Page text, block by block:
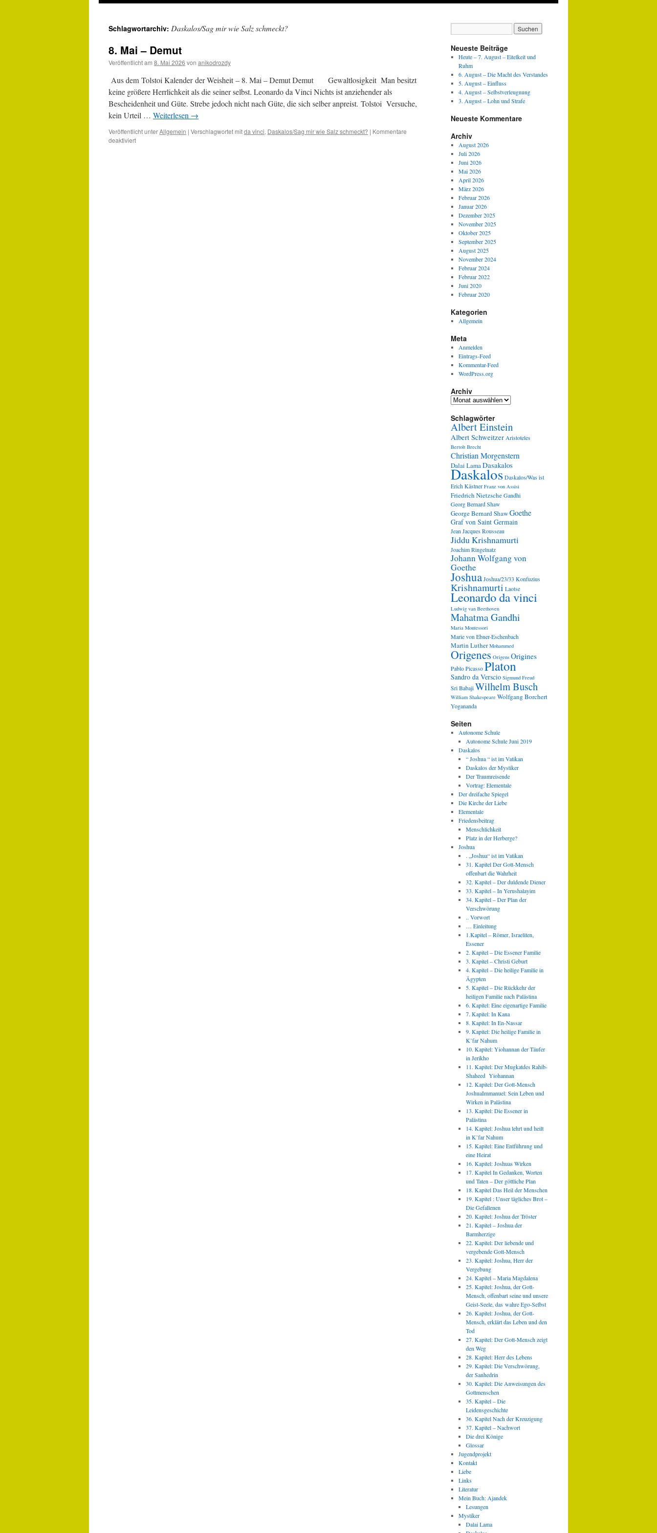
Schlagwortarchiv: Daskalos/Sag mir wie Salz schmeckt?
8. Mai – Demut
Veröffentlicht am 8. Mai 2026 von anikodrozdy
Aus dem Tolstoi Kalender der Weisheit – 8. Mai – Demut Demut Gewaltlosigkeit Man besitzt
keine größere Herrlichkeit als die seiner selbst. Leonardo da Vinci Nichts ist anziehender als
Bescheidenheit und Güte. Strebe jedoch nicht nach Güte, die sich selber anpreist. Tolstoi Versuche,
kein Urteil … Weiterlesen →
Veröffentlicht unterAllgemein | Verschlagwortet mitda vinci, Daskalos/Sag mir wie Salz schmeckt? | Kommentare
deaktiviertfür
Neueste Beiträge
Heute – 7. August – Eitelkeit und
Ruhm
6. August – Die Macht des Verstandes
5. August – Einfluss
4. August – Selbstverleugnung
3. August – Lohn und Strafe
Neueste Kommentare
Archiv
August 2026
Juli 2026
Juni 2026
Mai 2026
April 2026
März 2026
Februar 2026
Januar 2026
Dezember 2025
November 2025
Oktober 2025
September 2025
August 2025
November 2024
Februar 2024
Februar 2022
Juni 2020
Februar 2020
Kategorien
Allgemein
Meta
Anmelden
Eintrags-Feed
Kommentar-Feed
WordPress.org
Archiv
Archiv
Schlagwörter
Albert Einstein
Albert Schweitzer Aristoteles
Bertolt Brecht
Christian Morgenstern
Dalai LamaDasakalos
DaskalosDaskalos/Was ist
Erich Kästner Franz von Assisi
Friedrich NietzscheGandhi
Georg Bernard Shaw
George Bernard ShawGoethe
Graf von Saint Germain
Jean Jacques Rousseau
Jiddu Krishnamurti
Joachim Ringelnatz
Johann Wolfgang von
Goethe
JoshuaJoshua/23/33 Konfuzius
Krishnamurti Laotse
Leonardo da vinci
Ludwig van Beethoven
Mahatma Gandhi
Maria Montessori
Marie von Ebner-Eschenbach
Martin Luther Mohammed
Origenes Origens Origines
Pablo PicassoPlaton
Sandro da Verscio Sigmund Freud
Sri BabajiWilhelm Busch
William Shakespeare Wolfgang Borchert
Yogananda
Seiten
Autonome Schule
Autonome Schule Juni 2019
Daskalos
“ Joshua “ ist im Vatikan
Daskalos der Mystiker
Der Traumreisende
Vortrag: Elementale
Der dreifache Spiegel
Die Kirche der Liebe
Elementale
Friedensbeitrag
Menschlichkeit
Platz in der Herberge?
Joshua
. „Joshua“ ist im Vatikan
31. Kapitel Der Gott-Mensch
offenbart die Wahrheit
32. Kapitel – Der duldende Diener
33. Kapitel – In Yerushalayim
34. Kapitel – Der Plan der
Verschwörung
.. Vorwort
… Einleitung
1.Kapitel – Römer, Israeliten,
Essener
2. Kapitel – Die Essener Familie
3. Kapitel – Christi Geburt
4. Kapitel – Die heilige Familie in
Ägypten
5. Kapitel – Die Rückkehr der
heiligen Familie nach Palästina
6. Kapitel: Eine eigenartige Familie
7. Kapitel: In Kana
8. Kapitel: In En-Nassar
9. Kapitel: Die heilige Familie in
K’far Nahum
10. Kapitel: Yiohannan der Täufer
in Jerikho
11. Kapitel: Der Mugkatdes Rahib-
Shaheed Yiohannan
12. Kapitel: Der Gott-Mensch
JoshuaImmanuel: Sein Leben und
Wirken in Palästina
13. Kapitel: Die Essener in
Palästina
14. Kapitel: Joshua lehrt und heilt
in K’far Nahum
15. Kapitel: Eine Entführung und
eine Heirat
16. Kapitel: Joshuas Wirken
17. Kapitel In Gedanken, Worten
und Taten – Der göttliche Plan
18. Kapitel Das Heil der Menschen
19. Kapitel : Unser tägliches Brot –
Die Gefallenen
20. Kapitel: Joshua der Tröster
21. Kapitel – Joshua der
Barmherzige
22. Kapitel: Der liebende und
vergebende Gott-Mensch
23. Kapitel: Joshua, Herr der
Vergebung
24. Kapitel – Maria Magdalena
25. Kapitel: Joshua, der Gott-
Mensch, offenbart seine und unsere
Geist-Seele, das wahre Ego-Selbst
26. Kapitel: Joshua, der Gott-
Mensch, erklärt das Leben und den
Tod
27. Kapitel: Der Gott-Mensch zeigt
den Weg
28. Kapitel: Herr des Lebens
29. Kapitel: Die Verschwörung,
der Sanhedrin
30. Kapitel: Die Anweisungen des
Gottmenschen
35. Kapitel – Die
Leidensgeschichte
36. Kapitel Nach der Kreuzigung
37. Kapitel – Nachwort
Die drei Könige
Glossar
Jugendprojekt
Kontakt
Liebe
Links
Literatur
Mein Buch: Ajandek
Lesungen
Mystiker
Dalai Lama